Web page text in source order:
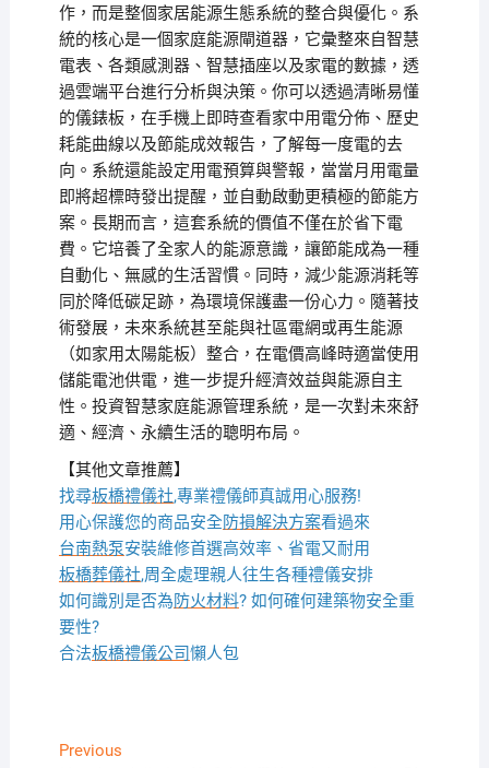
作，而是整個家居能源生態系統的整合與優化。系
統的核心是一個家庭能源閘道器，它彙整來自智慧
電表、各類感測器、智慧插座以及家電的數據，透
過雲端平台進行分析與決策。你可以透過清晰易懂
的儀錶板，在手機上即時查看家中用電分佈、歷史
耗能曲線以及節能成效報告，了解每一度電的去
向。系統還能設定用電預算與警報，當當月用電量
即將超標時發出提醒，並自動啟動更積極的節能方
案。長期而言，這套系統的價值不僅在於省下電
費。它培養了全家人的能源意識，讓節能成為一種
自動化、無感的生活習慣。同時，減少能源消耗等
同於降低碳足跡，為環境保護盡一份心力。隨著技
術發展，未來系統甚至能與社區電網或再生能源
（如家用太陽能板）整合，在電價高峰時適當使用
儲能電池供電，進一步提升經濟效益與能源自主
性。投資智慧家庭能源管理系統，是一次對未來舒
適、經濟、永續生活的聰明布局。
【其他文章推薦】
找尋板橋禮儀社,專業禮儀師真誠用心服務!
用心保護您的商品安全防損解決方案看過來
台南熱泵安裝維修首選高效率、省電又耐用
板橋葬儀社,周全處理親人往生各種禮儀安排
如何識別是否為防火材料? 如何確何建築物安全重
要性?
合法板橋禮儀公司懶人包
文
PreviousPrevious